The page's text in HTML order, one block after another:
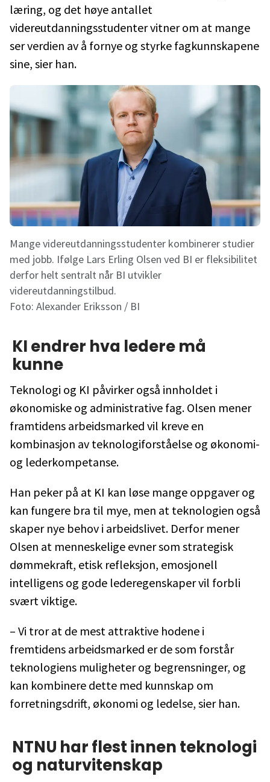
læring, og det høye antallet
videreutdanningsstudenter vitner om at mange
ser verdien av å fornye og styrke fagkunnskapene
sine, sier han.
Mange videreutdanningsstudenter kombinerer studier
med jobb. Ifølge Lars Erling Olsen ved BI er fleksibilitet
derfor helt sentralt når BI utvikler
videreutdanningstilbud.
Foto: Alexander Eriksson / BI
KI endrer hva ledere må
kunne
Teknologi og KI påvirker også innholdet i
økonomiske og administrative fag. Olsen mener
framtidens arbeidsmarked vil kreve en
kombinasjon av teknologiforståelse og økonomi-
og lederkompetanse.
Han peker på at KI kan løse mange oppgaver og
kan fungere bra til mye, men at teknologien også
skaper nye behov i arbeidslivet. Derfor mener
Olsen at menneskelige evner som strategisk
dømmekraft, etisk refleksjon, emosjonell
intelligens og gode lederegenskaper vil forbli
svært viktige.
– Vi tror at de mest attraktive hodene i
fremtidens arbeidsmarked er de som forstår
teknologiens muligheter og begrensninger, og
kan kombinere dette med kunnskap om
forretningsdrift, økonomi og ledelse, sier han.
NTNU har flest innen teknologi
og naturvitenskap